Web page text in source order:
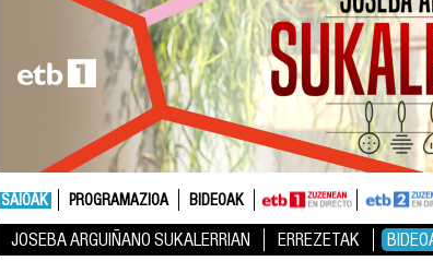
SAIOAK PROGRAMAZIOA BIDEOAK
JOSEBA ARGUIÑANO SUKALERRIAN ERREZETAK